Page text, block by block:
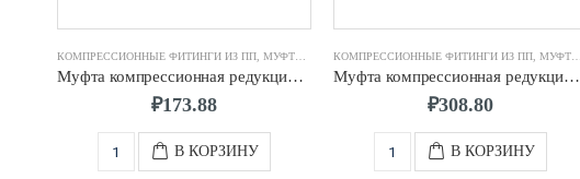
КОМПРЕССИОННЫЕ ФИТИНГИ ИЗ ПП МУФТА КОМПРЕССИОННАЯ
Муфта компрессионная редукционная d.32 х 20
₽173.88
В КОРЗИНУ
КОМПРЕССИОННЫЕ ФИТИНГИ ИЗ ПП МУФТА КОМПРЕССИОННАЯ
Муфта компрессионная редукционная d.40 х 25
₽308.80
В КОРЗИНУ